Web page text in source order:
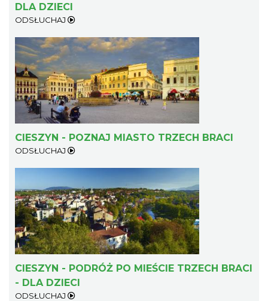
DLA DZIECI
ODSŁUCHAJ
CIESZYN - POZNAJ MIASTO TRZECH BRACI
ODSŁUCHAJ
CIESZYN - PODRÓŻ PO MIEŚCIE TRZECH BRACI
- DLA DZIECI
ODSŁUCHAJ